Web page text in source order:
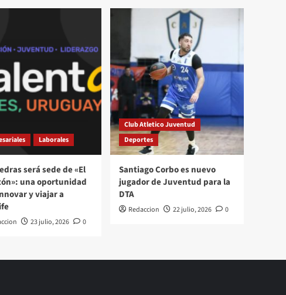
Laborales
será sede de «El
una oportunidad
y viajar a
23 julio, 2026 0
Club Atletico Juventud
Deportes
Santiago Corbo es nuevo
jugador de Juventud para la
DTA
Redaccion 22 julio, 2026 0